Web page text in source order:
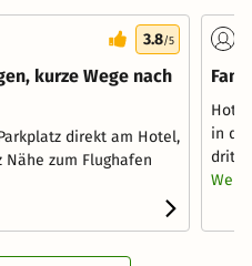
3.8/5
kurze Wege nach
direkt am Hotel,
zum Flughafen
in
dritt,